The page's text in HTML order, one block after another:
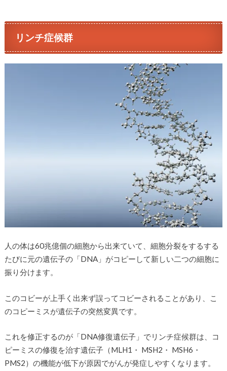
リンチ症候群
人の体は60兆億個の細胞から出来ていて、細胞分裂をするする
たびに元の遺伝子の「DNA」がコピーして新しい二つの細胞に
振り分けます。
このコビーが上手く出来ず誤ってコビーされることがあり、こ
のコピーミスが遺伝子の突然変異です。
これを修正するのが「DNA修復遺伝子」でリンチ症候群は、コ
ピーミスの修復を治す遺伝子（MLH1・ MSH2・ MSH6・
PMS2）の機能が低下が原因でがんが発症しやすくなります。